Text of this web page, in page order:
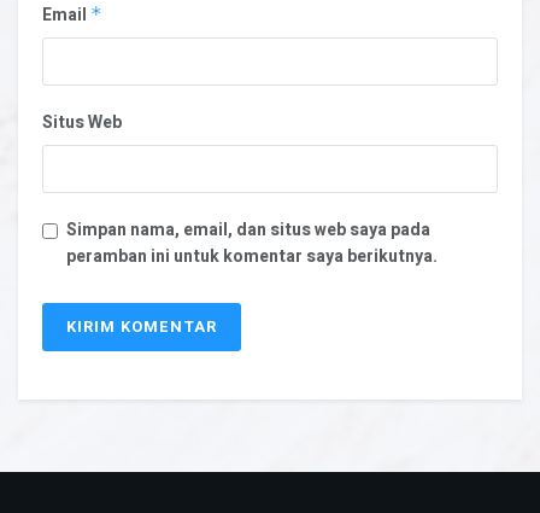
Email *
Situs Web
Simpan nama, email, dan situs web saya pada
peramban ini untuk komentar saya berikutnya.